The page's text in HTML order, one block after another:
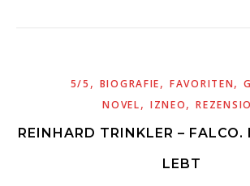
5/5 , BIOGRAFIE,FAVORITEN,
NOVEL, IZNEO,
REINHARD TRINKLER – FALCO.
LEBT